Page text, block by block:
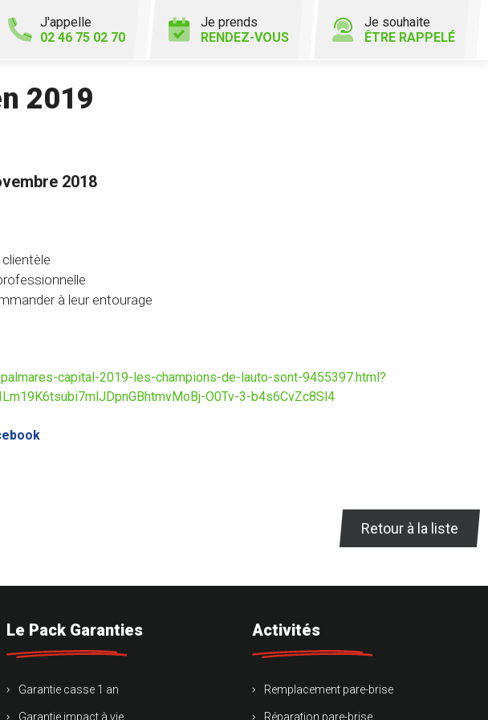
J'appelle
02 46 75 02 70
Je prends
RENDEZ-VOUS
Je souhaite
ÊTRE RAPPELÉ
2019
2018
à leur entourage
capital-2019-les-champions-de-lauto-sont-9455397.html?
O0Tv-3-b4s6CvZc8Sl4
Retour à la liste
Le Pack Garanties
Garantie casse 1 an
Garantie impact à vie
Activités
Remplacement pare-brise
Réparation pare-brise